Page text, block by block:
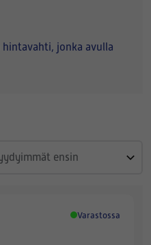
jonka avulla
Varastossa